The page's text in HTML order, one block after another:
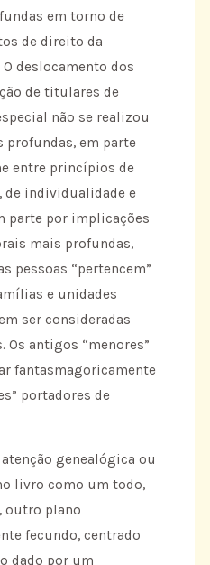
em torno de
de direito da
deslocamento dos
de titulares de
não se realizou
profundas, em parte
entre princípios de
de individualidade e
parte por implicações
mais profundas,
pessoas “pertencem”
e unidades
ser consideradas
Os antigos “menores”
fantasmagoricamente
portadores de
genealógica ou
livro como um todo,
outro plano
fecundo, centrado
dado por um